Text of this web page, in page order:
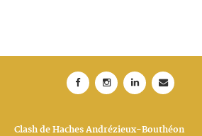
Clash de Haches Andrézieux-Bouthéon